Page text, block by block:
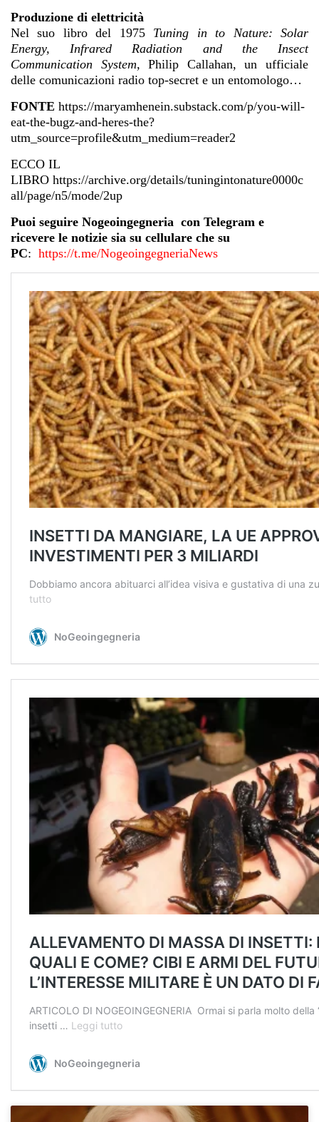
Produzione di elettricità
Nel suo libro del 1975Tuning in to Nature: Solar
Energy, Infrared Radiation and the Insect
Communication System, Philip Callahan, un ufficiale
delle comunicazioni radio top-secret e un entomologo…
FONTE https://maryamhenein.substack.com/p/you-will-
eat-the-bugz-and-heres-the?
utm_source=profile&utm_medium=reader2
ECCO IL
LIBRO https://archive.org/details/tuningintonature0000c
all/page/n5/mode/2up
Puoi seguire Nogeoingegneria con Telegram e
ricevere le notizie sia su cellulare che su
PC: https://t.me/NogeoingegneriaNews